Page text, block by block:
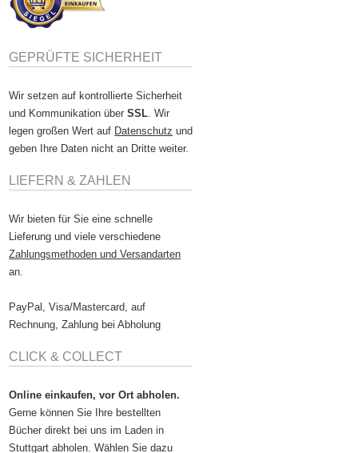
GEPRÜFTE SICHERHEIT
Wir setzen auf kontrollierte Sicherheit
und Kommunikation überSSL. Wir
legen großen Wert auf Datenschutz und
geben Ihre Daten nicht an Dritte weiter.
LIEFERN & ZAHLEN
Wir bieten für Sie eine schnelle
Lieferung und viele verschiedene
Zahlungsmethoden und Versandarten
an.
PayPal, Visa/Mastercard, auf
Rechnung, Zahlung bei Abholung
CLICK & COLLECT
Online einkaufen, vor Ort abholen.
Gerne können Sie Ihre bestellten
Bücher direkt bei uns im Laden in
Stuttgart abholen. Wählen Sie dazu